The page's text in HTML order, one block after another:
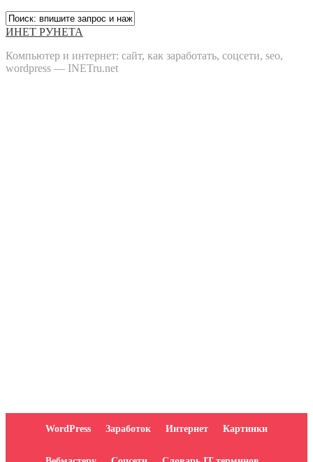
ИНЕТ РУНЕТА
Компьютер и интернет: сайт, как заработать, соцсети, seo,
wordpress — INETru.net
WordPress Заработок Интернет Картинки